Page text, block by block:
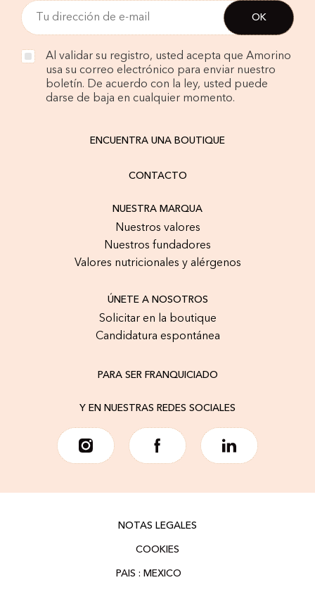
Al validar su registro, usted acepta que Amorino
usa su correo electrónico para enviar nuestro
boletín. De acuerdo con la ley, usted puede
darse de baja en cualquier momento.
ENCUENTRA UNA BOUTIQUE
CONTACTO
NUESTRA MARQUA
Nuestros valores
Nuestros fundadores
Valores nutricionales y alérgenos
ÚNETE A NOSOTROS
Solicitar en la boutique
Candidatura espontánea
PARA SER FRANQUICIADO
Y EN NUESTRAS REDES SOCIALES
NOTAS LEGALES
COOKIES